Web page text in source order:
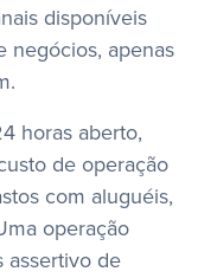
disponíveis
negócios, apenas
horas aberto,
de operação
com aluguéis,
operação
assertivo de